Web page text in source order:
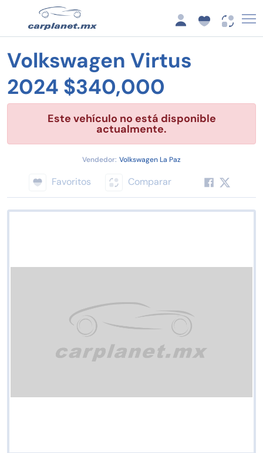
Volkswagen Virtus
2024 $340,000
Este vehículo no está disponible
actualmente.
Vendedor: Volkswagen La Paz
Favoritos Comparar